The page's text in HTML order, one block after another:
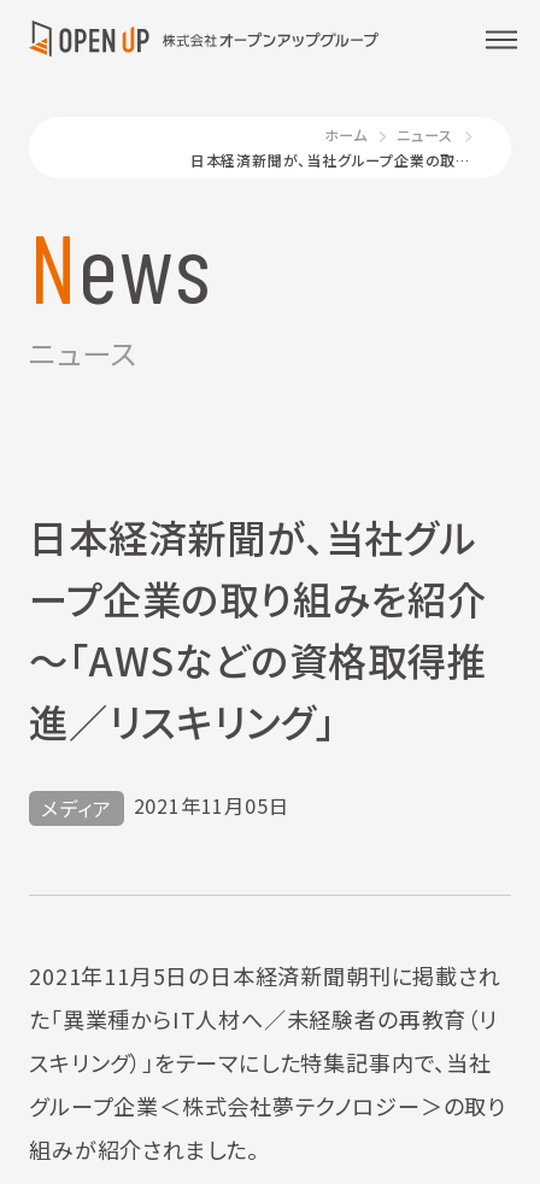
ホーム
ニュース
日本経済新聞が、当社グループ企業の取り組みを紹介～「AWSなどの資格取得推進／リスキリング」
News
ニュース
日本経済新聞が、当社グル
ープ企業の取り組みを紹介
～「AWSなどの資格取得推
進／リスキリング」
メディア 2021年11月05日
2021年11月5日の日本経済新聞朝刊に掲載され
た「異業種からIT人材へ／未経験者の再教育（リ
スキリング）」をテーマにした特集記事内で、当社
グループ企業＜株式会社夢テクノロジー＞の取り
組みが紹介されました。